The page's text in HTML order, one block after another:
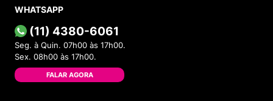
WHATSAPP
(11) 4380-6061
Seg. à Quin. 07h00 às 17h00.
Sex. 08h00 às 17h00.
FALAR AGORA